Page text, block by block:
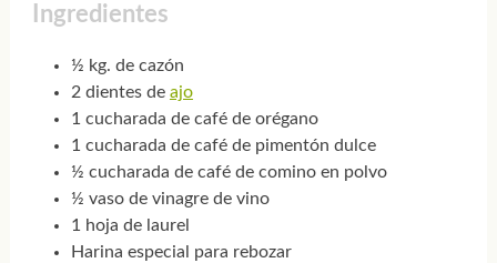
Ingredientes
½ kg. de cazón
2 dientes de ajo
1 cucharada de café de orégano
1 cucharada de café de pimentón dulce
½ cucharada de café de comino en polvo
½ vaso de vinagre de vino
1 hoja de laurel
Harina especial para rebozar